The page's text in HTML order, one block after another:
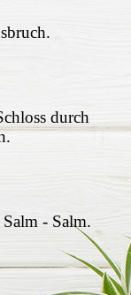
durch
- Salm.